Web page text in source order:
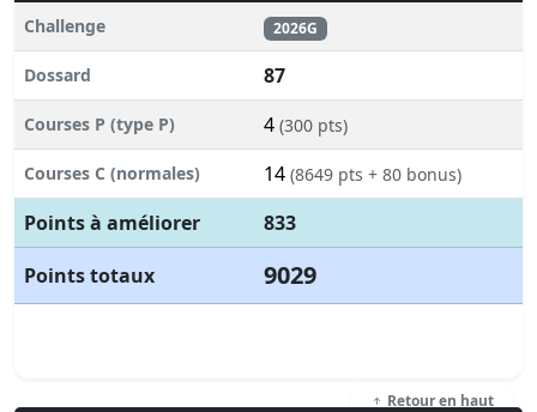
Challenge 2026G
Dossard 87
Courses P (type P) 4 (300 pts)
Courses C (normales) 14 (8649 pts + 80 bonus)
Points à améliorer
833
Points totaux
9029
Retour en haut